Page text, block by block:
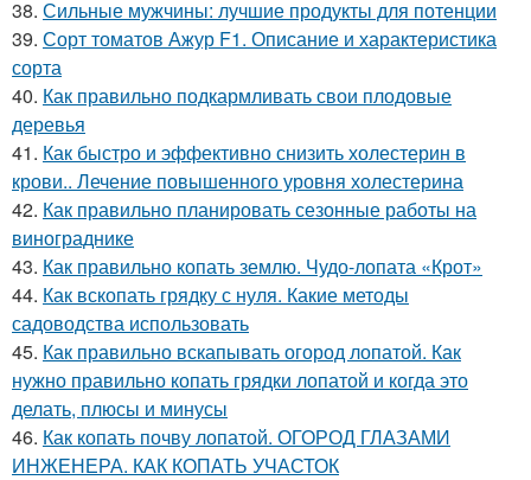
38. Сильные мужчины: лучшие продукты для потенции
39. Сорт томатов Ажур F1. Описание и характеристика
сорта
40. Как правильно подкармливать свои плодовые
деревья
41. Как быстро и эффективно снизить холестерин в
крови.. Лечение повышенного уровня холестерина
42. Как правильно планировать сезонные работы на
винограднике
43. Как правильно копать землю. Чудо-лопата «Крот»
44. Как вскопать грядку с нуля. Какие методы
садоводства использовать
45. Как правильно вскапывать огород лопатой. Как
нужно правильно копать грядки лопатой и когда это
делать, плюсы и минусы
46. Как копать почву лопатой. ОГОРОД ГЛАЗАМИ
ИНЖЕНЕРА. КАК КОПАТЬ УЧАСТОК